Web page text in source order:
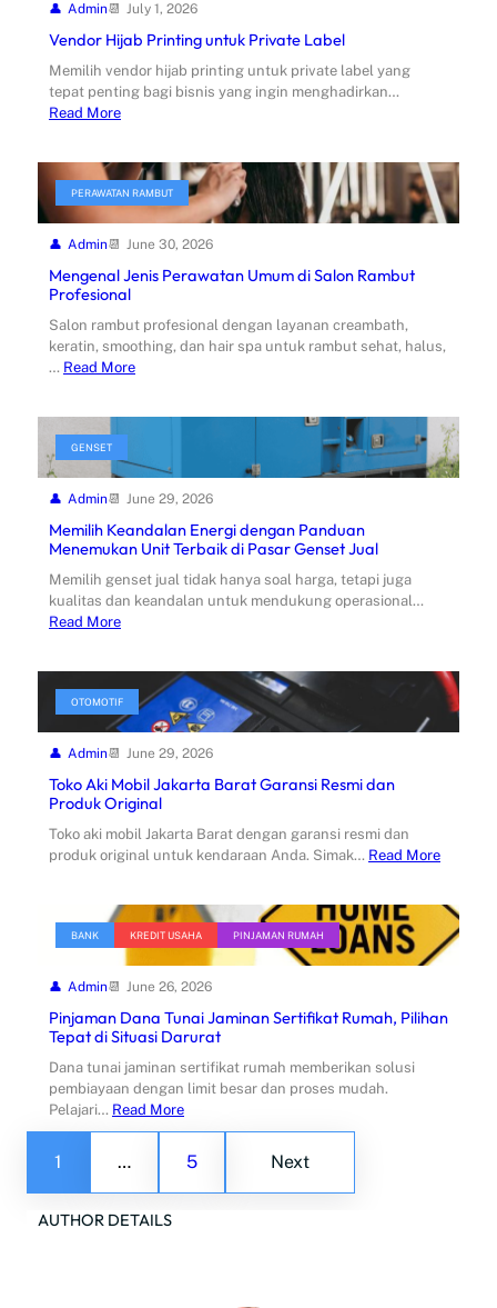
Admin July 1, 2026
Vendor Hijab Printing untuk Private Label
Memilih vendor hijab printing untuk private label yang
tepat penting bagi bisnis yang ingin menghadirkan…
Read More
PERAWATAN RAMBUT
Admin June 30, 2026
Mengenal Jenis Perawatan Umum di Salon Rambut
Profesional
Salon rambut profesional dengan layanan creambath,
keratin, smoothing, dan hair spa untuk rambut sehat, halus,
… Read More
GENSET
Admin June 29, 2026
Memilih Keandalan Energi dengan Panduan
Menemukan Unit Terbaik di Pasar Genset Jual
Memilih genset jual tidak hanya soal harga, tetapi juga
kualitas dan keandalan untuk mendukung operasional…
Read More
OTOMOTIF
Admin June 29, 2026
Toko Aki Mobil Jakarta Barat Garansi Resmi dan
Produk Original
Toko aki mobil Jakarta Barat dengan garansi resmi dan
produk original untuk kendaraan Anda. Simak… Read More
BANK KREDIT USAHA PINJAMAN RUMAH
Admin June 26, 2026
Pinjaman Dana Tunai Jaminan Sertifikat Rumah, Pilihan
Tepat di Situasi Darurat
Dana tunai jaminan sertifikat rumah memberikan solusi
pembiayaan dengan limit besar dan proses mudah.
Pelajari… Read More
1 … 5 Next
AUTHOR DETAILS